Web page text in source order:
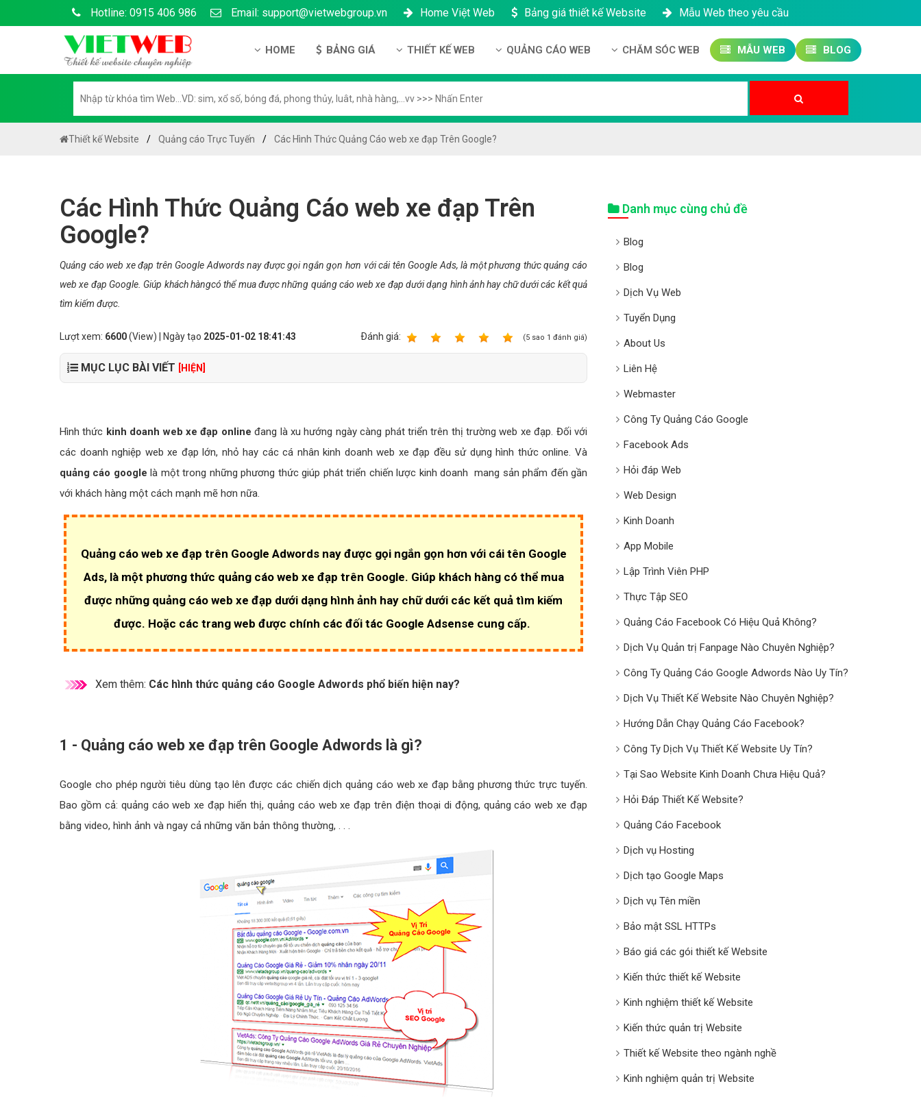
Hotline: 0915 406 986 Email: support@vietwebgroup.vn Home Việt Web Bảng giá thiết kế Website Mẫu Web theo yêu cầu
HOME
Hướng dẫn thanh toán
Chính sách bảo hành & bảo trì
Chính sách đại lý
BẢNG GIÁ
Bảng giá thiết kế App Android & IOS
Bảng giá thuê VPS
Bảng giá SSL - HTTTS
Bảng giá Email theo tên miền
Bảng giá quảng cáo Facebook
Bảng giá quản trị Website
Bảng giá SEO Website
THIẾT KẾ WEB
Thiết kế App
QUẢNG CÁO WEB CHĂM SÓC WEB MẪU WEB BLOG
Thiết kế Website Quảng cáo Trực Tuyến Các Hình Thức Quảng Cáo web xe đạp Trên Google?
Các Hình Thức Quảng Cáo web xe đạp Trên
Google?
Quảng cáo web xe đạp trên Google Adwords nay được gọi ngắn gọn hơn với cái tên Google Ads, là một phương thức quảng cáo
web xe đạp Google. Giúp khách hàngcó thể mua được những quảng cáo web xe đạp dưới dạng hình ảnh hay chữ dưới các kết quả
tìm kiếm được.
Lượt xem: 6600(View) | Ngày tạo 2025-01-02 18:41:43 Ðánh giá: (5 sao 1 đánh giá)
MỤC LỤC BÀI VIẾT [HIỆN]
Hình thức kinh doanh web xe đạp online đang là xu hướng ngày càng phát triển trên thị trường web xe đạp. Đối với
các doanh nghiệp web xe đạp lớn, nhỏ hay các cá nhân kinh doanh web xe đạp đều sử dụng hình thức online. Và
quảng cáo google là một trong những phương thức giúp phát triển chiến lược kinh doanh mang sản phẩm đến gần
với khách hàng một cách mạnh mẽ hơn nữa.
Quảng cáo web xe đạp trên Google Adwords nay được gọi ngắn gọn hơn với cái tên Google
Ads, là một phương thức quảng cáo web xe đạp trên Google. Giúp khách hàng có thể mua
được những quảng cáo web xe đạp dưới dạng hình ảnh hay chữ dưới các kết quả tìm kiếm
được. Hoặc các trang web được chính các đối tác Google Adsense cung cấp.
Xem thêm: Các hình thức quảng cáo Google Adwords phổ biến hiện nay?
1 - Quảng cáo web xe đạp trên Google Adwords là gì?
Google cho phép người tiêu dùng tạo lên được các chiến dịch quảng cáo web xe đạp bằng phương thức trực tuyến.
Bao gồm cả: quảng cáo web xe đạp hiển thị, quảng cáo web xe đạp trên điện thoại di động, quảng cáo web xe đạp
bằng video, hình ảnh và ngay cả những văn bản thông thường, . . .
Danh mục cùng chủ đề
Blog
Blog
Dịch Vụ Web
Tuyển Dụng
About Us
Liên Hệ
Webmaster
Công Ty Quảng Cáo Google
Facebook Ads
Hỏi đáp Web
Web Design
Kinh Doanh
App Mobile
Lập Trình Viên PHP
Thực Tập SEO
Quảng Cáo Facebook Có Hiệu Quả Không?
Dịch Vụ Quản trị Fanpage Nào Chuyên Nghiệp?
Công Ty Quảng Cáo Google Adwords Nào Uy Tín?
Dịch Vụ Thiết Kế Website Nào Chuyên Nghiệp?
Hướng Dẫn Chạy Quảng Cáo Facebook?
Công Ty Dịch Vụ Thiết Kế Website Uy Tín?
Tại Sao Website Kinh Doanh Chưa Hiệu Quả?
Hỏi Đáp Thiết Kế Website?
Quảng Cáo Facebook
Dịch vụ Hosting
Dịch tạo Google Maps
Dịch vụ Tên miền
Bảo mật SSL HTTPs
Báo giá các gói thiết kế Website
Kiến thức thiết kế Website
Kinh nghiệm thiết kế Website
Kiến thức quản trị Website
Thiết kế Website theo ngành nghề
Kinh nghiệm quản trị Website